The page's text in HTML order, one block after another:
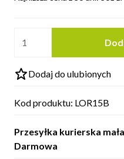
Dodaj do ulubionych
Kod produktu: LOR15B
Przesyłka kurierska
Darmowa